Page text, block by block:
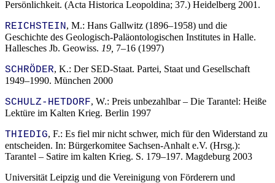
Persönlichkeit. (Acta Historica Leopoldina; 37.) Heidelberg 2001.
REICHSTEIN, M.: Hans Gallwitz (1896–1958) und die
Geschichte des Geologisch-Paläontologischen Institutes in Halle.
Hallesches Jb. Geowiss. 19, 7–16 (1997)
SCHRÖDER, K.: Der SED-Staat. Partei, Staat und Gesellschaft
1949–1990. München 2000
SCHULZ-HETDORF, W.: Preis unbezahlbar – Die Tarantel: Heiße
Lektüre im Kalten Krieg. Berlin 1997
THIEDIG, F.: Es fiel mir nicht schwer, mich für den Widerstand zu
entscheiden. In: Bürgerkomitee Sachsen-Anhalt e.V. (Hrsg.):
Tarantel – Satire im kalten Krieg. S. 179–197. Magdeburg 2003
Universität Leipzig und die Vereinigung von Förderern und